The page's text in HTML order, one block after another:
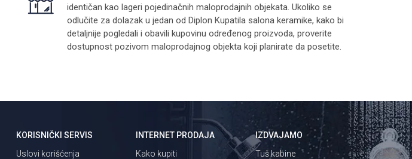
identičan kao lageri pojedinačnih maloprodajnih objekata. Ukoliko se
odlučite za dolazak u jedan od Diplon Kupatila salona keramike, kako bi
detaljnije pogledali i obavili kupovinu određenog proizvoda, proverite
dostupnost pozivom maloprodajnog objekta koji planirate da posetite.
KORISNIČKI SERVIS
Uslovi korišćenja
INTERNET PRODAJA
Kako kupiti
IZDVAJAMO
Tuš kabine